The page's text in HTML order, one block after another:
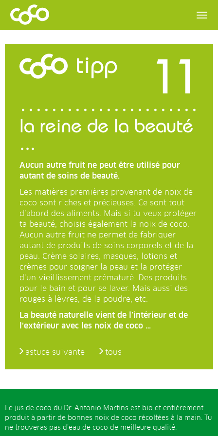
tipp 11
la reine de la beauté
...
Aucun autre fruit ne peut être utilisé pour
autant de soins de beauté.
Les matières premières provenant de noix de
coco sont riches et précieuses. Ce sont tout
d’abord des aliments. Mais si tu veux protéger
ta beauté, choisis également la noix de coco.
Aucun autre fruit ne permet de fabriquer
autant de produits de soins corporels et de la
peau. Crème solaires, masques, lotions et
crèmes pour soigner la peau et la protéger
d’un vieillissement prématuré. Des produits
pour le bain et pour se laver. Mais aussi des
rouges à lèvres, de la poudre, etc.
La beauté naturelle vient de l’intérieur et de
l’extérieur avec les noix de coco …
astuce suivante tous
Le jus de coco du Dr. Antonio Martins est bio et entièrement
produit à partir de bonnes noix de coco récoltées à la main. Tu
ne trouveras pas d’eau de coco de meilleure qualité.